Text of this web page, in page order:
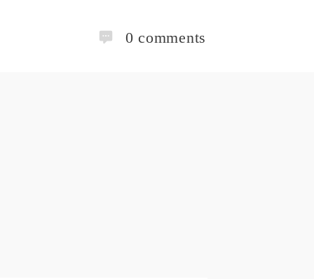
0 comments